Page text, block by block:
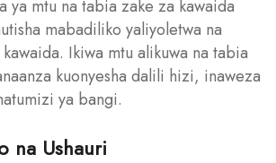
ya mtu na tabia zake za kawaida
mabadiliko yaliyoletwa na
Ikiwa mtu alikuwa na tabia
kuonyesha dalili hizi, inaweza
ya bangi.
na Ushauri